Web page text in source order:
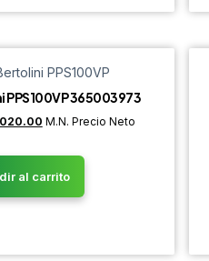
365003973
M.N. Precio Neto
al carrito